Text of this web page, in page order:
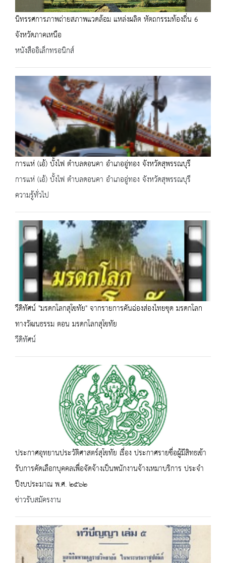
นิทรรศการภาพถ่ายสภาพแวดล้อม แหล่งผลิต หัตถกรรมท้องถิ่น 6
จังหวัดภาคเหนือ
หนังสืออิเล็กทรอนิกส์
การแห่ (เอ้) บั้งไฟ ตำบลดอนคา อำเภออู่ทอง จังหวัดสุพรรณบุรี
การแห่ (เอ้) บั้งไฟ ตำบลดอนคา อำเภออู่ทอง จังหวัดสุพรรณบุรี
ความรู้ทั่วไป
วีดิทัศน์ "มรดกโลกสุโขทัย" จากรายการคันฉ่องส่องไทยชุด มรดกโลก
ทางวัฒนธรรม ตอน มรดกโลกสุโขทัย
วีดิทัศน์
ประกาศอุทยานประวัติศาสตร์สุโขทัย เรื่อง ประกาศรายชื่อผู้มีสิทธเข้า
รับการคัดเลือกบุคคลเพื่อจัดจ้างเป็นพนักงานจ้างเหมาบริการ ประจำ
ปีงบประมาณ พ.ศ. ๒๕๖๒
ข่าวรับสมัครงาน